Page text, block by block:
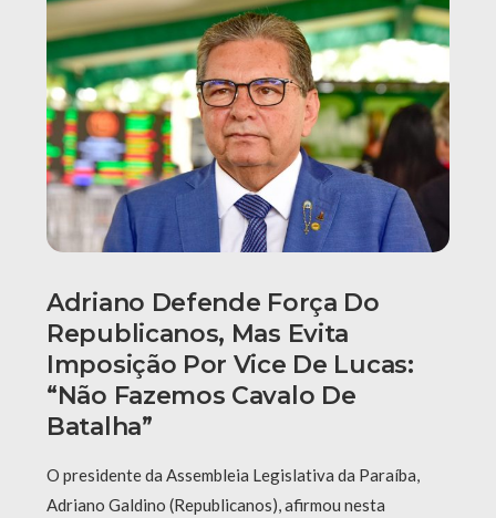
Adriano Defende Força Do
Republicanos, Mas Evita
Imposição Por Vice De Lucas:
“Não Fazemos Cavalo De
Batalha”
O presidente da Assembleia Legislativa da Paraíba,
Adriano Galdino (Republicanos), afirmou nesta